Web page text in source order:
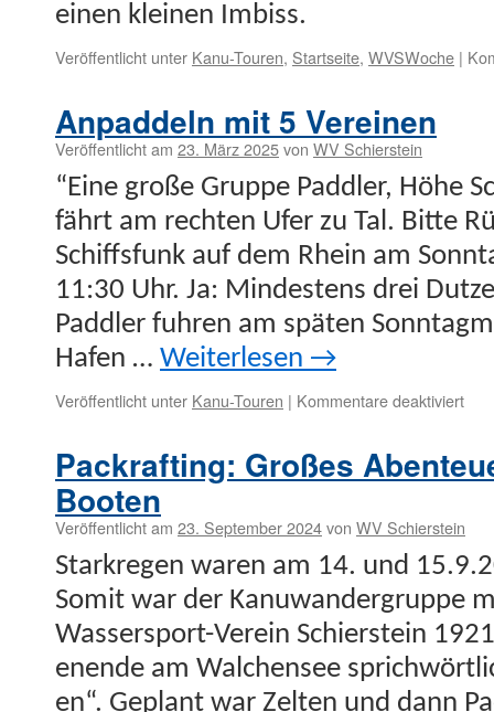
einen kleinen Imbiss.
Veröffentlicht unter Kanu-Touren, Startseite, WVSWoche |
Anpaddeln mit 5 Vereinen
Veröffentlicht am 23. März 2025von WV Schierstein
“Eine große Gruppe Pad­dler, Höhe
fährt am recht­en Ufer zu Tal. Bitte
Schiffs­funk auf dem Rhein am
11:30 Uhr. Ja: Min­destens drei
Pad­dler fuhren am späten
Hafen … Weit­er­lesen →
Veröffentlicht unter Kanu-Touren | Kommentare deaktiviertfür
5
Packrafting: Großes
Booten
Veröffentlicht am 23. September 2024von WV Schierstein
Starkre­gen waren am 14. und
Somit war der Kanuwan­der­gruppe
Wasser­s­port-Vere­in Schier­stein
enende am Walchensee
en“. Geplant war Zel­ten und dann